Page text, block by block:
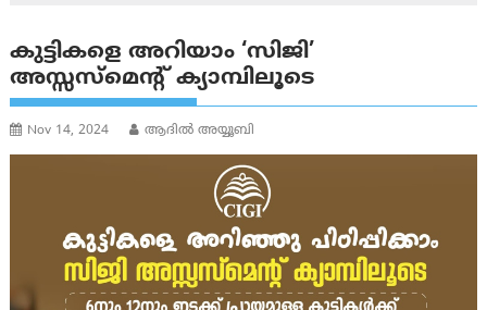
കുട്ടികളെ അറിയാം ‘സിജി’
അസ്സസ്മെന്റ്‌ ക്യാമ്പിലൂടെ
Nov 14, 2024 ആദില്‍ അയ്യൂബി